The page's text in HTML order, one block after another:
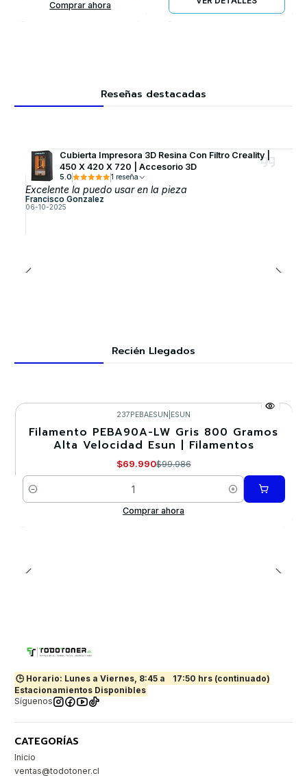
Comprar ahora
Reseñas destacadas
Cubierta Impresora 3D Resina Con Filtro Creality |
450 X 420 X 720 | Accesorio 3D
5.0 1 reseña
Excelente la puedo usar en la pieza
Francisco Gonzalez
06-10-2025
Recién Llegados
-30%
237PEBAESUN ESUN
Filamento PEBA90A-LW Gris 800 Gramos
Alta Velocidad Esun | Filamentos
$69.990$99.986
Cantidad
Comprar ahora
🕒 Horario: Lunes a Viernes, 8:45 a
17:50 hrs (continuado)
Estacionamientos Disponibles
Síguenos
CATEGORÍAS
Inicio
ventas@todotoner.cl